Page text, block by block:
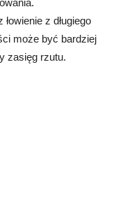
z długiego
może być bardziej
zasięg rzutu.